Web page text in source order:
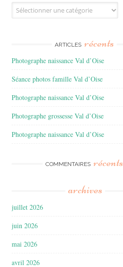
Catégories
ARTICLES récents
Photographe naissance Val d’Oise
Séance photos famille Val d’Oise
Photographe naissance Val d’Oise
Photographe grossesse Val d’Oise
Photographe naissance Val d’Oise
COMMENTAIRES récents
archives
juillet 2026
juin 2026
mai 2026
avril 2026